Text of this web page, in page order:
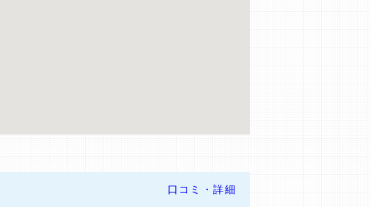
口コミ・詳細